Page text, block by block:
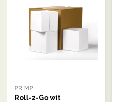
PRIMP
Roll-2-Go wit